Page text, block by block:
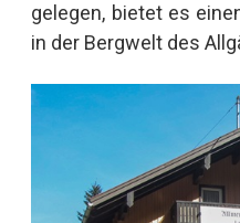
gelegen, bietet es
in der Bergwelt des